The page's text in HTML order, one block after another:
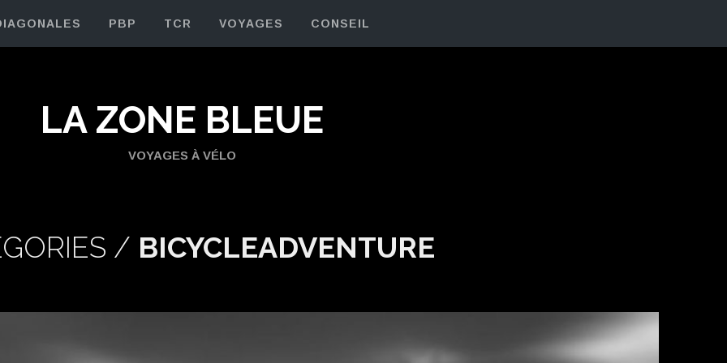
PBP TCR VOYAGES CONSEIL
LA ZONE BLEUE
VOYAGES À VÉLO
/ BICYCLEADVENTURE